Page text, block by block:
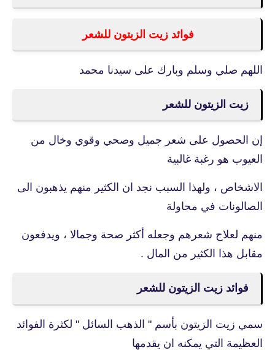
فوائد زيت الزيتون للشعر
اللهم صلي وسلم وبارك على سيدنا محمد
زيت الزيتون للشعر
إن الحصول على شعر جميل وصحي وقوي وخال من
العيوب هو رغبة غالبية
الاشخاص ، ولهذا السبب نجد ان الكثير منهم يذهبون الى
الصالونات في محاولة
منهم لعلاج شعرهم وجعله أكثر صحة وجمالا ، ويدفعون
مقابل هذا الكثير من المال .
فوائد زيت الزيتون للشعر
سمي زيت الزيتون بأسم " الذهب السائل " لكثرة الفوائد
العظيمة التي يمكنه ان يقدمها